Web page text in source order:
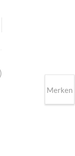
Merken